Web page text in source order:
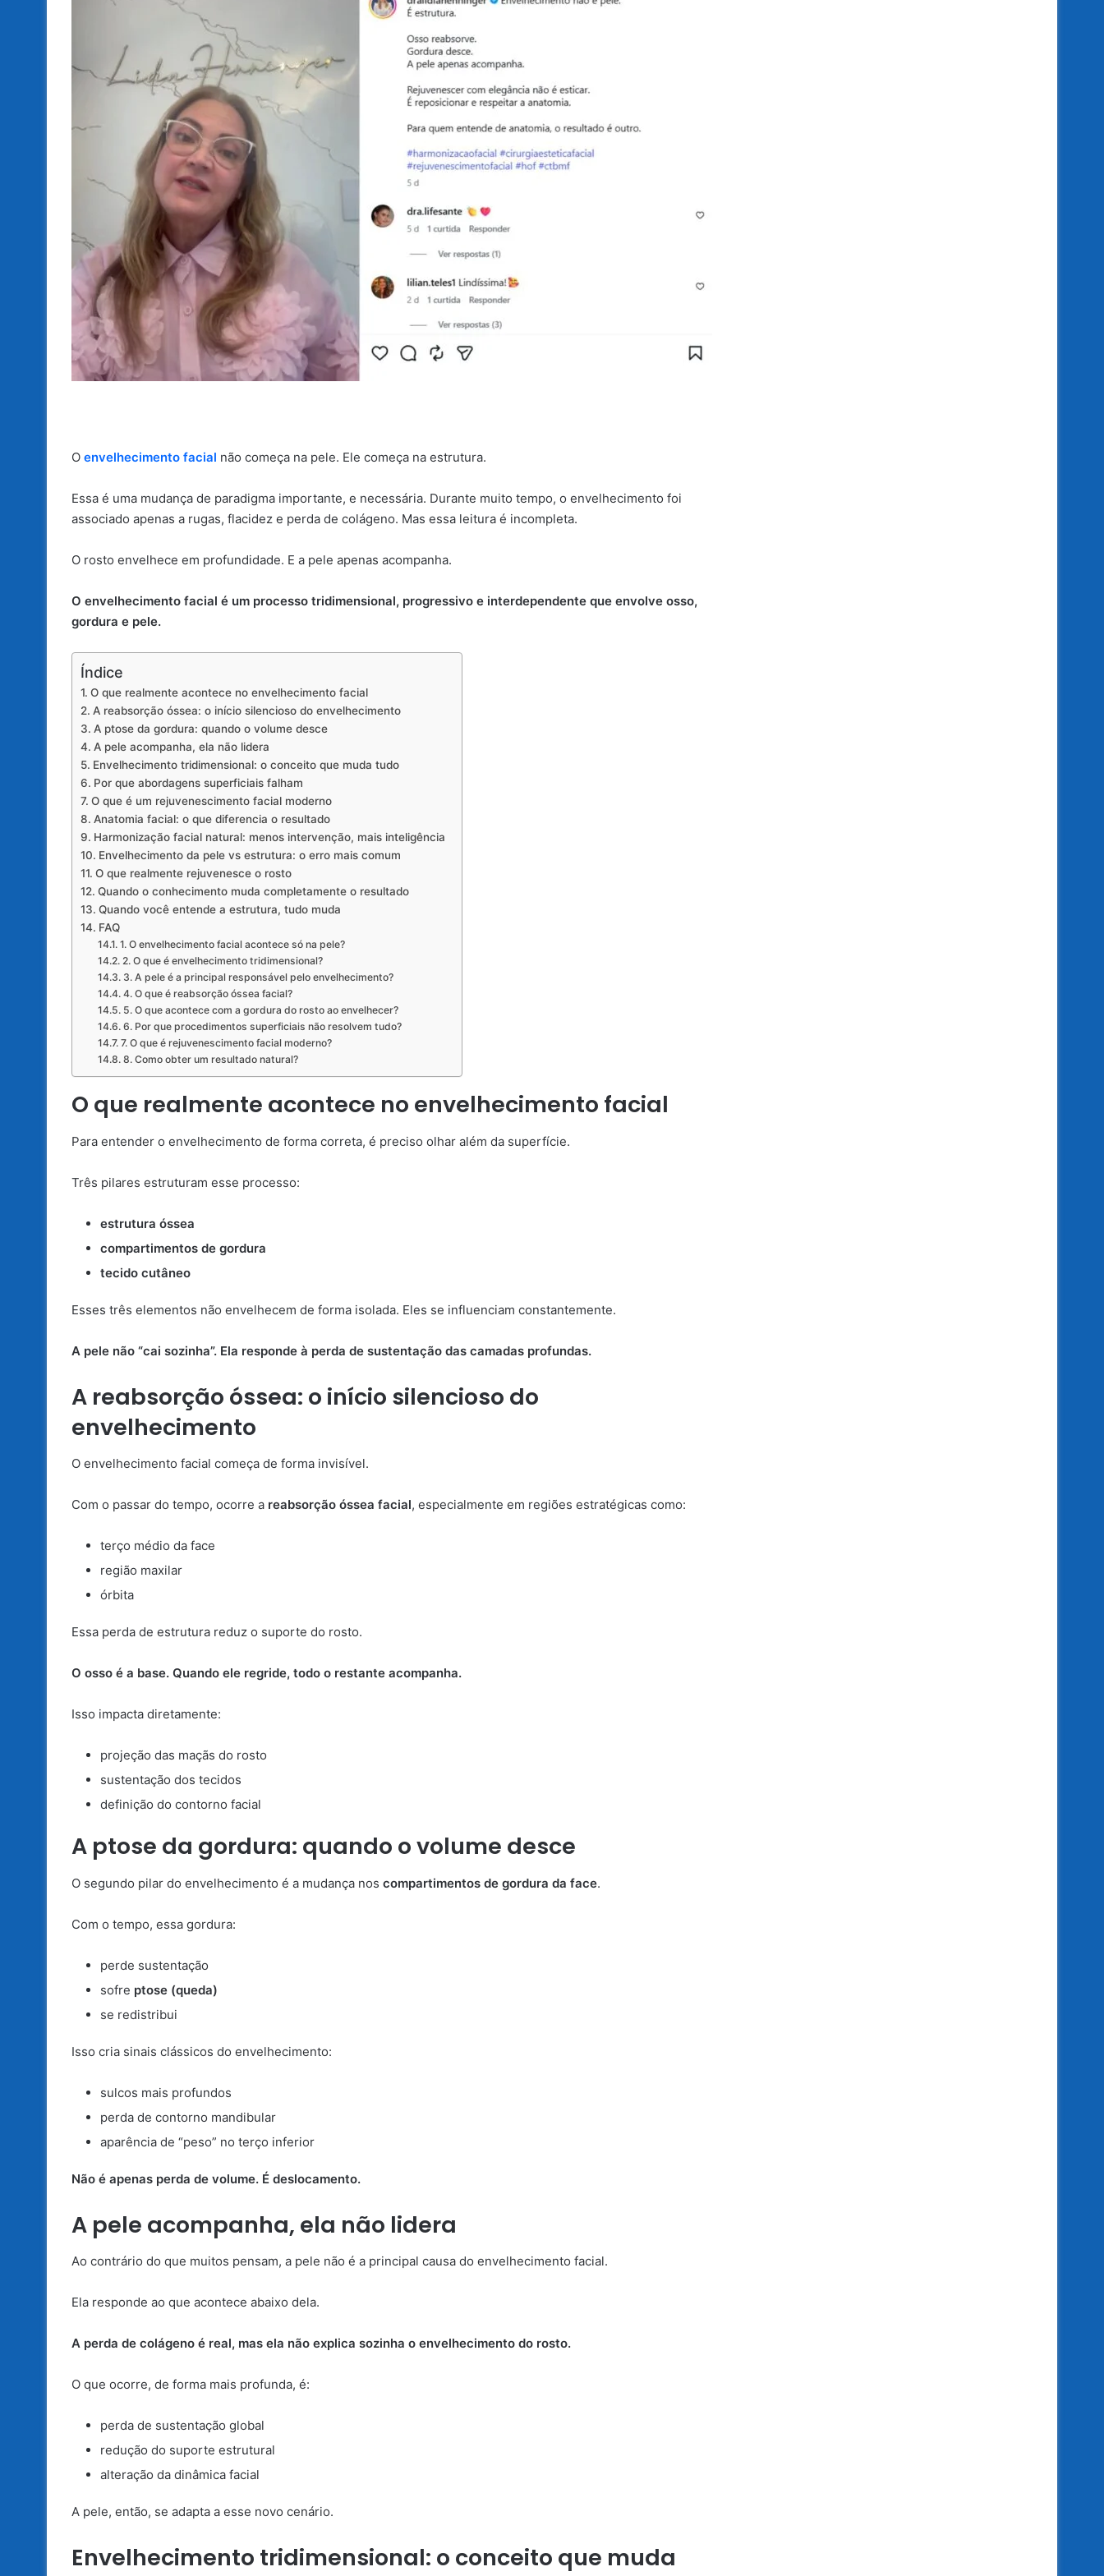
O envelhecimento facial não começa na pele. Ele começa na estrutura.
Essa é uma mudança de paradigma importante, e necessária. Durante muito tempo, o envelhecimento foi
associado apenas a rugas, flacidez e perda de colágeno. Mas essa leitura é incompleta.
O rosto envelhece em profundidade. E a pele apenas acompanha.
O envelhecimento facial é um processo tridimensional, progressivo e interdependente que envolve osso,
gordura e pele.
Índice
O que realmente acontece no envelhecimento facial
A reabsorção óssea: o início silencioso do envelhecimento
A ptose da gordura: quando o volume desce
A pele acompanha, ela não lidera
Envelhecimento tridimensional: o conceito que muda tudo
Por que abordagens superficiais falham
O que é um rejuvenescimento facial moderno
Anatomia facial: o que diferencia o resultado
Harmonização facial natural: menos intervenção, mais inteligência
Envelhecimento da pele vs estrutura: o erro mais comum
O que realmente rejuvenesce o rosto
Quando o conhecimento muda completamente o resultado
Quando você entende a estrutura, tudo muda
FAQ
1. O envelhecimento facial acontece só na pele?
2. O que é envelhecimento tridimensional?
3. A pele é a principal responsável pelo envelhecimento?
4. O que é reabsorção óssea facial?
5. O que acontece com a gordura do rosto ao envelhecer?
6. Por que procedimentos superficiais não resolvem tudo?
7. O que é rejuvenescimento facial moderno?
8. Como obter um resultado natural?
O que realmente acontece no envelhecimento facial
Para entender o envelhecimento de forma correta, é preciso olhar além da superfície.
Três pilares estruturam esse processo:
estrutura óssea
compartimentos de gordura
tecido cutâneo
Esses três elementos não envelhecem de forma isolada. Eles se influenciam constantemente.
A pele não “cai sozinha”. Ela responde à perda de sustentação das camadas profundas.
A reabsorção óssea: o início silencioso do
envelhecimento
O envelhecimento facial começa de forma invisível.
Com o passar do tempo, ocorre a reabsorção óssea facial, especialmente em regiões estratégicas como:
terço médio da face
região maxilar
órbita
Essa perda de estrutura reduz o suporte do rosto.
O osso é a base. Quando ele regride, todo o restante acompanha.
Isso impacta diretamente:
projeção das maçãs do rosto
sustentação dos tecidos
definição do contorno facial
A ptose da gordura: quando o volume desce
O segundo pilar do envelhecimento é a mudança nos compartimentos de gordura da face.
Com o tempo, essa gordura:
perde sustentação
sofre ptose (queda)
se redistribui
Isso cria sinais clássicos do envelhecimento:
sulcos mais profundos
perda de contorno mandibular
aparência de “peso” no terço inferior
Não é apenas perda de volume. É deslocamento.
A pele acompanha, ela não lidera
Ao contrário do que muitos pensam, a pele não é a principal causa do envelhecimento facial.
Ela responde ao que acontece abaixo dela.
A perda de colágeno é real, mas ela não explica sozinha o envelhecimento do rosto.
O que ocorre, de forma mais profunda, é:
perda de sustentação global
redução do suporte estrutural
alteração da dinâmica facial
A pele, então, se adapta a esse novo cenário.
Envelhecimento tridimensional: o conceito que muda